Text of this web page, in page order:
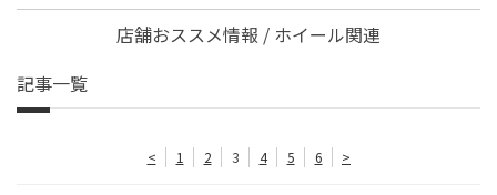
店舗おススメ情報 / ホイール関連
記事一覧
< 1 2 3 4 5 6 >